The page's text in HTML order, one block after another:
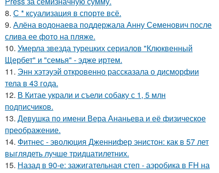
8. С * ксуализация в спорте всё.
9. Алёна водонаева поддержала Анну Семенович после
слива ее фото на пляже.
10. Умерла звезда турецких сериалов "Клюквенный
Щербет" и "семья" - эдже иртем.
11. Энн хэтэуэй откровенно рассказала о дисморфии
тела в 43 года.
12. В Китае украли и съели собаку с 1, 5 млн
подписчиков.
13. Девушка по имени Вера Ананьева и её физическое
преображение.
14. Фитнес - эволюция Дженнифер энистон: как в 57 лет
выглядеть лучше тридцатилетних.
15. Назад в 90-е: зажигательная степ - аэробика в FH на